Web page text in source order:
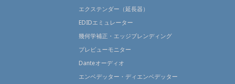
エクステンダー（延長器）
EDIDエミュレーター
幾何学補正・エッジブレンディング
プレビューモニター
Danteオーディオ
エンベデッター・ディエンベデッター